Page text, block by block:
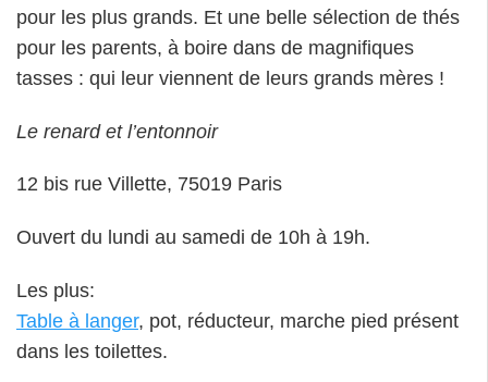
pour les plus grands. Et une belle sélection de thés
pour les parents, à boire dans de magnifiques
tasses : qui leur viennent de leurs grands mères !
Le renard et l’entonnoir
12 bis rue Villette, 75019 Paris
Ouvert du lundi au samedi de 10h à 19h.
Les plus:
Table à langer, pot, réducteur, marche pied présent
dans les toilettes.